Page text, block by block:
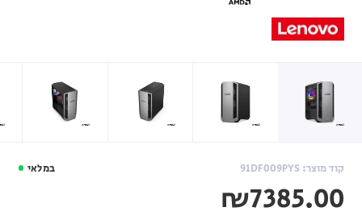
במלאי קוד מוצר: 91DF009PYS
₪7385.00